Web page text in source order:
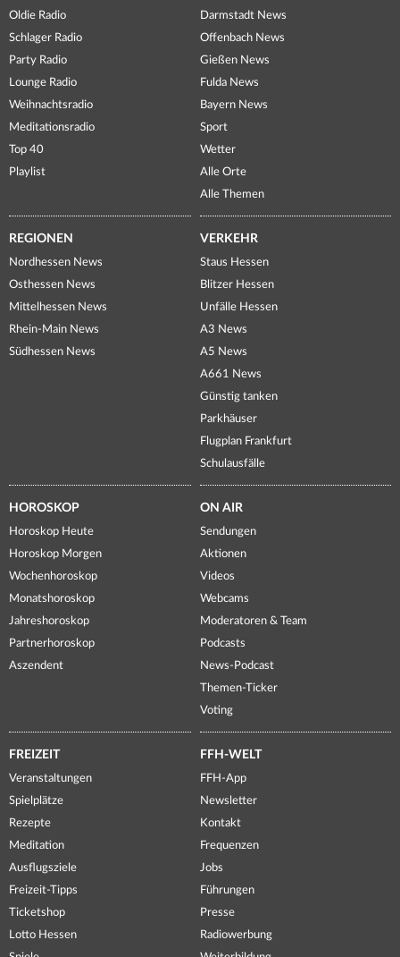
Oldie Radio
Schlager Radio
Party Radio
Lounge Radio
Weihnachtsradio
Meditationsradio
Top 40
Playlist
Darmstadt News
Offenbach News
Gießen News
Fulda News
Bayern News
Sport
Wetter
Alle Orte
Alle Themen
REGIONEN
Nordhessen News
Osthessen News
Mittelhessen News
Rhein-Main News
Südhessen News
VERKEHR
Staus Hessen
Blitzer Hessen
Unfälle Hessen
A3 News
A5 News
A661 News
Günstig tanken
Parkhäuser
Flugplan Frankfurt
Schulausfälle
HOROSKOP
Horoskop Heute
Horoskop Morgen
Wochenhoroskop
Monatshoroskop
Jahreshoroskop
Partnerhoroskop
Aszendent
ON AIR
Sendungen
Aktionen
Videos
Webcams
Moderatoren & Team
Podcasts
News-Podcast
Themen-Ticker
Voting
FREIZEIT
Veranstaltungen
Spielplätze
Rezepte
Meditation
Ausflugsziele
Freizeit-Tipps
Ticketshop
Lotto Hessen
FFH-WELT
FFH-App
Newsletter
Kontakt
Frequenzen
Jobs
Führungen
Presse
Radiowerbung